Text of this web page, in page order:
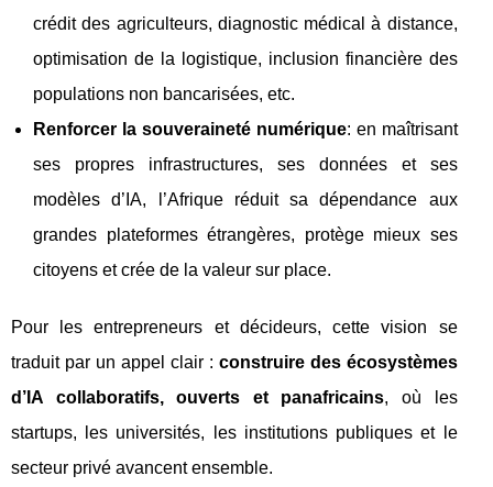
crédit des agriculteurs, diagnostic médical à distance,
optimisation de la logistique, inclusion financière des
populations non bancarisées, etc.
Renforcer la souveraineté numérique: en maîtrisant
ses propres infrastructures, ses données et ses
modèles d’IA, l’Afrique réduit sa dépendance aux
grandes plateformes étrangères, protège mieux ses
citoyens et crée de la valeur sur place.
Pour les entrepreneurs et décideurs, cette vision se
traduit par un appel clair : construire des écosystèmes
d’IA collaboratifs, ouverts et panafricains, où les
startups, les universités, les institutions publiques et le
secteur privé avancent ensemble.